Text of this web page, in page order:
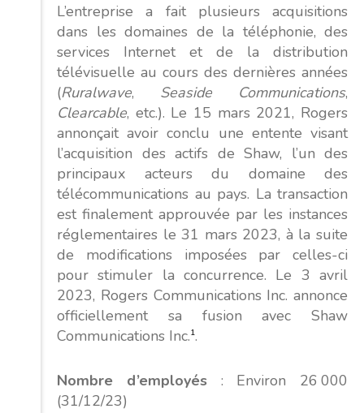
L’entreprise a fait plusieurs acquisitions
dans les domaines de la téléphonie, des
services Internet et de la distribution
télévisuelle au cours des dernières années
(Ruralwave, Seaside Communications,
Clearcable, etc.). Le 15 mars 2021, Rogers
annonçait avoir conclu une entente visant
l’acquisition des actifs de Shaw, l’un des
principaux acteurs du domaine des
télécommunications au pays. La transaction
est finalement approuvée par les instances
réglementaires le 31 mars 2023, à la suite
de modifications imposées par celles-ci
pour stimuler la concurrence. Le 3 avril
2023, Rogers Communications Inc. annonce
officiellement sa fusion avec Shaw
Communications Inc.1.
Nombre d’employés: Environ 26 000
(31/12/23)